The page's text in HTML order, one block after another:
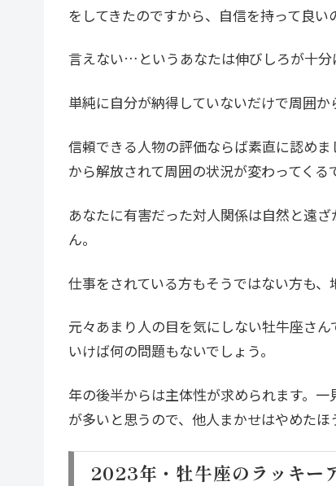
をしてきたのですから、自信を持って良い
言えない…というあなたは伸びしろが十分
単純に自分が納得していないだけで周囲か
信頼できる人物の評価ならば素直に認め
から解放されて周囲の状況が変わってくる
あなたに有害だった対人関係は自然と遠
ん。
仕事をされている方もそうではない方も、
元々あまり人の目を気にしない牡牛座さ
いけば何の問題もないでしょう。
年の後半からは主体性が求められます。
が多いと思うので、他人まかせはやめたほ
2023年・牡牛座のラッキー